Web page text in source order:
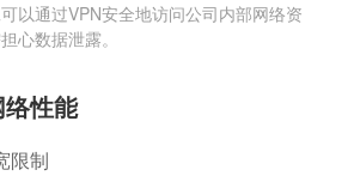
以通过VPN安全地访问公司内部网络资
心数据泄露。
性能
限制